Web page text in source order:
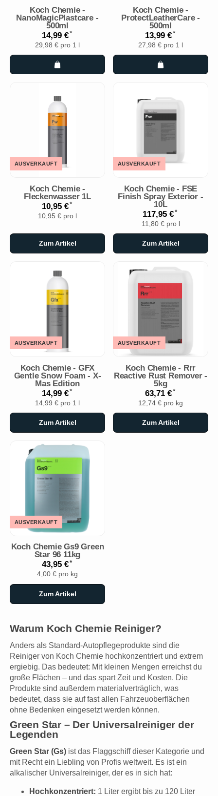
Koch Chemie -
NanoMagicPlastcare -
500ml
14,99 €*
29,98 € pro 1 l
Koch Chemie -
ProtectLeatherCare -
500ml
13,99 €*
27,98 € pro 1 l
AUSVERKAUFT
Koch Chemie -
Fleckenwasser 1L
10,95 €*
10,95 € pro l
Zum Artikel
AUSVERKAUFT
Koch Chemie - FSE
Finish Spray Exterior -
10L
117,95 €*
11,80 € pro l
Zum Artikel
AUSVERKAUFT
Koch Chemie - GFX
Gentle Snow Foam - X-
Mas Edition
14,99 €*
14,99 € pro 1 l
Zum Artikel
AUSVERKAUFT
Koch Chemie - Rrr
Reactive Rust Remover -
5kg
63,71 €*
12,74 € pro kg
Zum Artikel
AUSVERKAUFT
Koch Chemie Gs9 Green
Star 96 11kg
43,95 €*
4,00 € pro kg
Zum Artikel
Warum Koch Chemie Reiniger?
Anders als Standard-Autopflegeprodukte sind die
Reiniger von Koch Chemie hochkonzentriert und extrem
ergiebig. Das bedeutet: Mit kleinen Mengen erreichst du
große Flächen – und das spart Zeit und Kosten. Die
Produkte sind außerdem materialverträglich, was
bedeutet, dass sie auf fast allen Fahrzeuoberflächen
ohne Bedenken eingesetzt werden können.
Green Star – Der Universalreiniger der
Legenden
Green Star (Gs) ist das Flaggschiff dieser Kategorie und
mit Recht ein Liebling von Profis weltweit. Es ist ein
alkalischer Universalreiniger, der es in sich hat:
Hochkonzentriert: 1 Liter ergibt bis zu 120 Liter